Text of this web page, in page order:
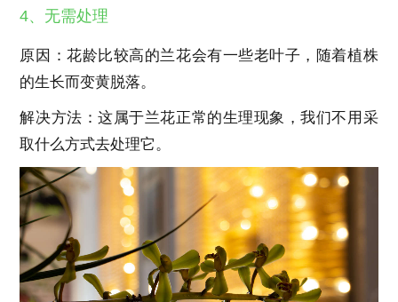
4、无需处理
原因：花龄比较高的兰花会有一些老叶子，随着植株
的生长而变黄脱落。
解决方法：这属于兰花正常的生理现象，我们不用采
取什么方式去处理它。